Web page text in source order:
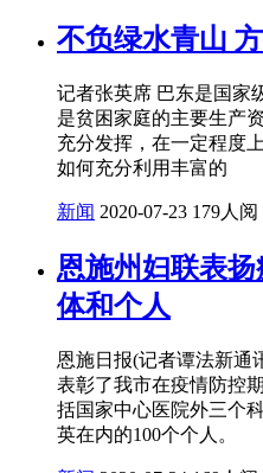
不负绿水青山
记者张英席 巴东是国家
是贫困家庭的主要生产
充分发挥，在一定程度
如何充分利用丰富的
新闻 2020-07-23 179人阅
恩施州妇联表
体和个人
恩施日报(记者谭法新通
表彰了我市在疫情防控
括国家中心医院外三个
英在内的100个个人。